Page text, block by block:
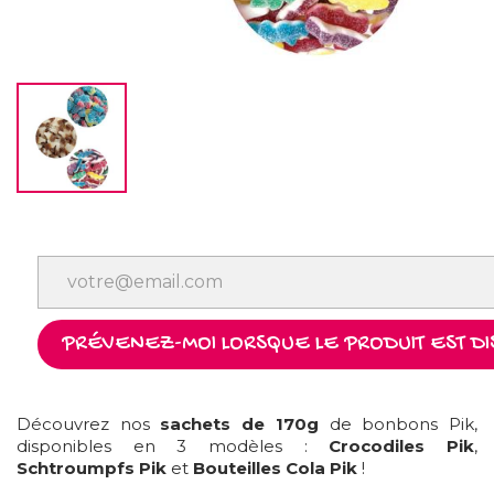
PRÉVENEZ-MOI LORSQUE LE PRODUIT EST
Découvrez nossachets de 170g de bonbons Pik,
disponibles en 3 modèles : Crocodiles Pik,
Schtroumpfs Pik et Bouteilles Cola Pik !